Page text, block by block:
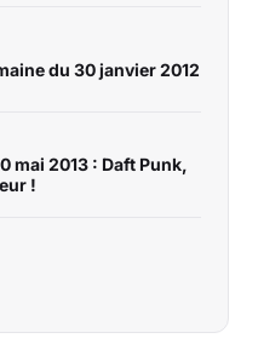
du 30 janvier 2012
mai 2013 : Daft Punk,
!